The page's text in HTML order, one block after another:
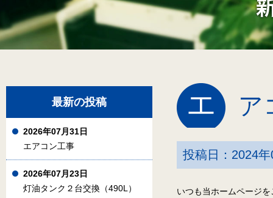
エ ア
投稿日：2024
いつも当ホームページ
最新の投稿
2026年07月31日
エアコン工事
2026年07月23日
灯油タンク２台交換（490L）